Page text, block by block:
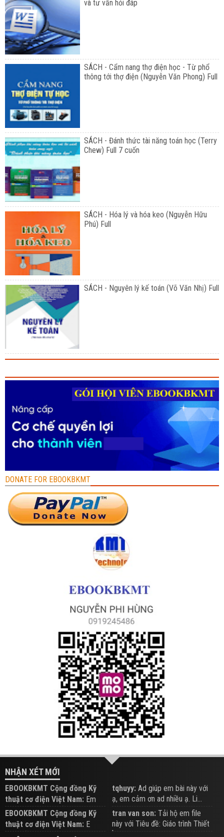
và tư vấn hỏi đáp
SÁCH - Cẩm nang thợ điện học - Từ phổ
thông tới thợ điện (Nguyễn Văn Phong) Full
SÁCH - Đánh thức tài năng toán học (Terry
Chew) Full 7 cuốn
SÁCH - Hóa lý và hóa keo (Nguyễn Hữu
Phú) Full
SÁCH - Nguyên lý kế toán (Võ Văn Nhị) Full
DONATE FOR EBOOKBKMT
NHẬN XÉT MỚI
EBOOKBKMT Cộng đồng Kỹ
thuật cơ điện Việt Nam: Em
đăng trên Group hỗ trợ nhé
tqhuyy: Ad giúp em bài này với
ạ, em cảm ơn ad nhiều ạ. Li...
EBOOKBKMT Cộng đồng Kỹ
thuật cơ điện Việt Nam: E
xem hỗ trợ trên Group
tran van son: Tải hộ em file
này với Tiêu đề: Giáo trình Thiết
b...